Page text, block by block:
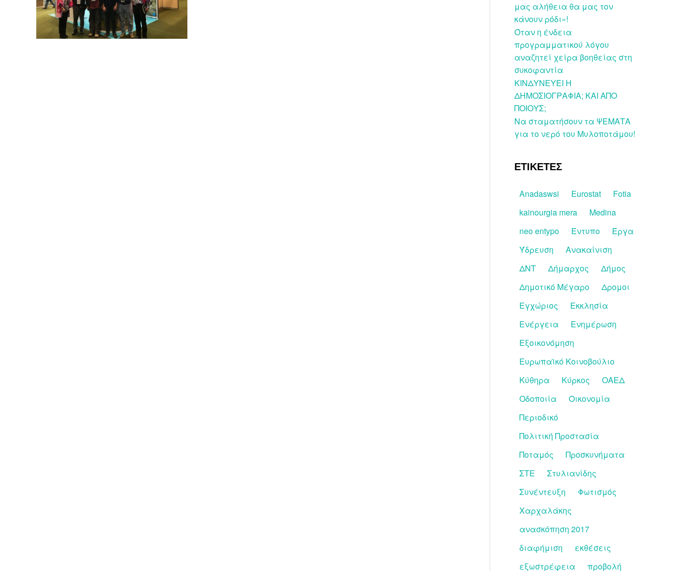
μας αλήθεια θα μας τον
κάνουν ρόδι»!
Όταν η ένδεια
προγραμματικού λόγου
αναζητεί χείρα βοηθείας στη
συκοφαντία
ΚΙΝΔΥΝΕΥΕΙ Η
ΔΗΜΟΣΙΟΓΡΑΦΙΑ; ΚΑΙ ΑΠΟ
ΠΟΙΟΥΣ;
Να σταματήσουν τα ΨΕΜΑΤΑ
για το νερό του Μυλοποτάμου!
ΕΤΙΚΕΤΕΣ
Anadaswsi Eurostat
Fotia
kainourgia mera
Medina
neo entypo
Έντυπο
Έργα
Ύδρευση
Ανακαίνιση
ΔΝΤ
Δήμαρχος
Δήμος
Δημοτικό Μέγαρο
Δρομοι
Εγχώριος
Εκκλησία
Ενέργεια
Ενημέρωση
Εξοικονόμηση
Ευρωπαϊκό Κοινοβούλιο
Κύθηρα
Κύρκος
ΟΑΕΔ
Οδοποιία
Οικονομία
Περιοδικό
Πολιτική Προστασία
Ποταμός
Προσκυνήματα
ΣΤΕ
Στυλιανίδης
Συνέντευξη
Φωτισμός
Χαρχαλάκης
ανασκόπηση 2017
διαφήμιση
εκθέσεις
εξωστρέφεια
προβολή